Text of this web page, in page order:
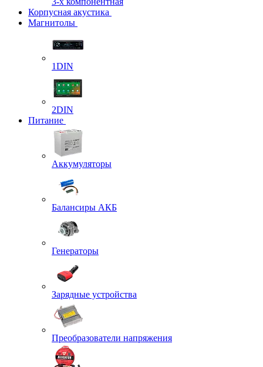
Корпусная акустика
Магнитолы
1DIN
2DIN
Питание
Аккумуляторы
Балансиры АКБ
Генераторы
Зарядные устройства
Преобразователи напряжения